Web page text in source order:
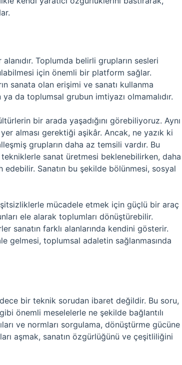
Toplumda belirli grupların sesleri
için önemli bir platform sağlar.
sanata olan erişimi ve sanatı kullanma
da toplumsal grubun imtiyazı olmamalıdır.
bir arada yaşadığını görebiliyoruz. Aynı
alması gerektiği aşikâr. Ancak, ne yazık ki
grupların daha az temsili vardır. Bu
sanat üretmesi beklenebilirken, daha
edebilir. Sanatın bu şekilde bölünmesi, sosyal
mücadele etmek için güçlü bir araç
ele alarak toplumları dönüştürebilir.
sanatın farklı alanlarında kendini gösterir.
gelmesi, toplumsal adaletin sağlanmasında
bir teknik sorudan ibaret değildir. Bu soru,
önemli meselelerle ne şekilde bağlantılı
ve normları sorgulama, dönüştürme gücüne
aşmak, sanatın özgürlüğünü ve çeşitliliğini